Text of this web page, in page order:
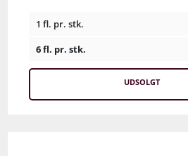
1 fl. pr. stk.
6 fl. pr. stk.
UDSOLGT